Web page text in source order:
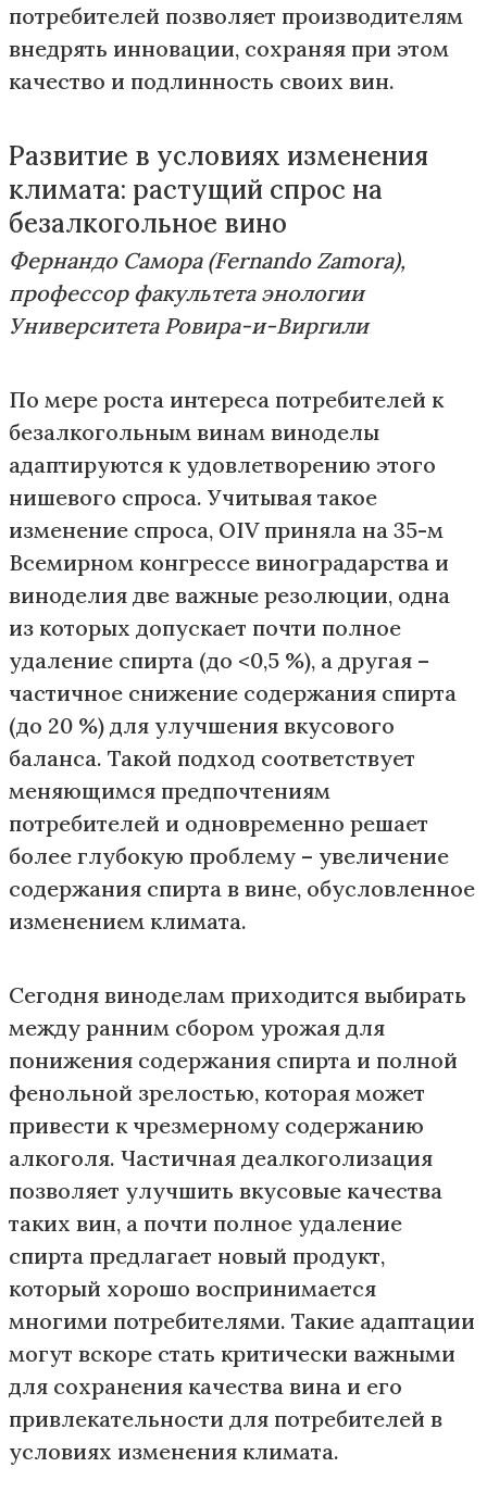
потребителей позволяет производителям
внедрять инновации, сохраняя при этом
качество и подлинность своих вин.
Развитие в условиях изменения
климата: растущий спрос на
безалкогольное вино
Фернандо Самора (Fernando Zamora),
профессор факультета энологии
Университета Ровира-и-Виргили
По мере роста интереса потребителей к
безалкогольным винам виноделы
адаптируются к удовлетворению этого
нишевого спроса. Учитывая такое
изменение спроса, OIV приняла на 35-м
Всемирном конгрессе виноградарства и
виноделия две важные резолюции, одна
из которых допускает почти полное
удаление спирта (до <0,5 %), а другая –
частичное снижение содержания спирта
(до 20 %) для улучшения вкусового
баланса. Такой подход соответствует
меняющимся предпочтениям
потребителей и одновременно решает
более глубокую проблему – увеличение
содержания спирта в вине, обусловленное
изменением климата.
Сегодня виноделам приходится выбирать
между ранним сбором урожая для
понижения содержания спирта и полной
фенольной зрелостью, которая может
привести к чрезмерному содержанию
алкоголя. Частичная деалкоголизация
позволяет улучшить вкусовые качества
таких вин, а почти полное удаление
спирта предлагает новый продукт,
который хорошо воспринимается
многими потребителями. Такие адаптации
могут вскоре стать критически важными
для сохранения качества вина и его
привлекательности для потребителей в
условиях изменения климата.